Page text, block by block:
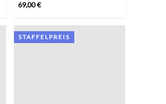
69,00€
STAFFELPREIS